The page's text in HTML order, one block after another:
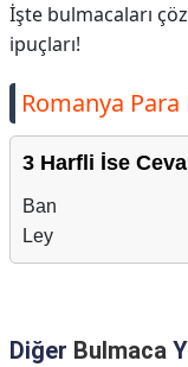
İşte bulmacaları
ipuçları!
Romanya
3 Harfli İse
Ban
Ley
Diğer Bulmaca